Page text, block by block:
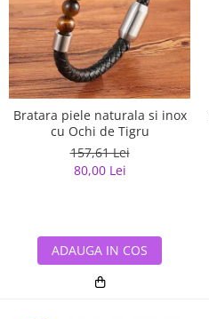
Bratara piele naturala si inox
cu Ochi de Tigru
157,61 Lei
80,00 Lei
ADAUGA IN COS